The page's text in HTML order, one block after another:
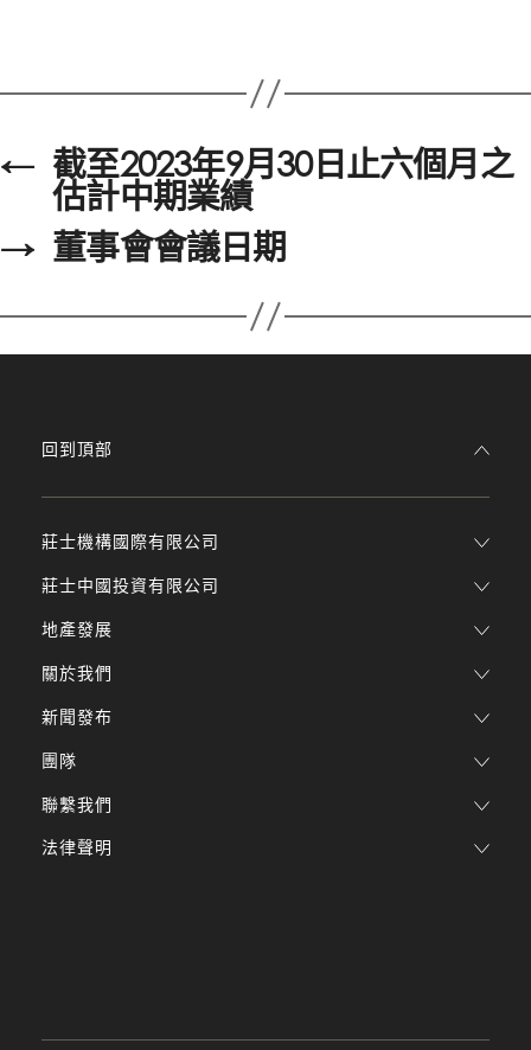
← 截至2023年9月30日止六個月之
估計中期業績
→ 董事會會議日期
莊士機構國際有限公司
莊士中國投資有限公司
地產發展
關於我們
新聞發布
團隊
回到頂部
聯繫我們
法律聲明